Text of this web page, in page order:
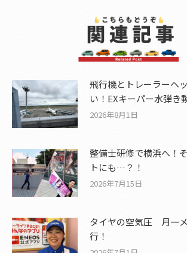
飛行機とトレーラーヘ
い！EXキーパー水弾き
2026年8月1日
整備士研修で横浜へ！
トにも…？！
2026年7月15日
タイヤの空気圧 月一
行！